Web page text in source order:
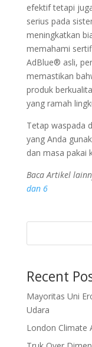
efektif tetapi
serius pada
meningkatkan
memahami
AdBlue® asli,
memastikan
produk
yang ramah
Tetap waspada
yang Anda
dan masa pakai
Baca Artikel
dan 6
Recent
Mayoritas Uni
Udara
London Climate